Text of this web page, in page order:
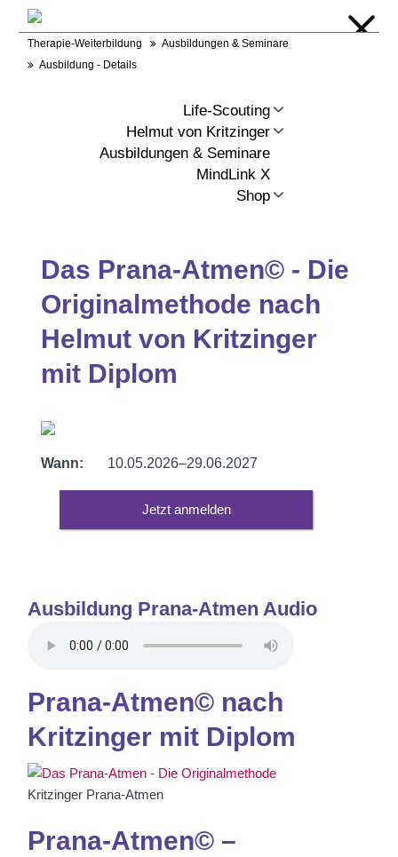
Warenkorb Login Kontakt RSS
Therapie-Weiterbildung
Ausbildungen & Seminare
Ausbildung - Details
Life-Scouting
Helmut von Kritzinger
Ausbildungen & Seminare
MindLink X
Shop
Das Prana-Atmen© - Die
Originalmethode nach
Helmut von Kritzinger
mit Diplom
Wann: 10.05.2026–29.06.2027
Jetzt anmelden
Ausbildung Prana-Atmen Audio
Prana-Atmen© nach
Kritzinger mit Diplom
Kritzinger Prana-Atmen
Prana-Atmen© –